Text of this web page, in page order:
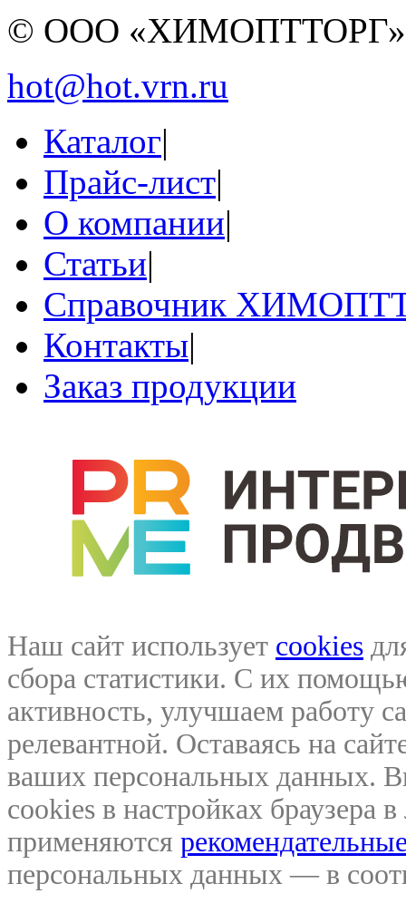
© ООО
hot@hot.vrn.ru
Каталог|
Прайс-лист|
О компании|
Статьи|
Справочник
Контакты|
Заказ продукции
Наш сайт использует cookies
сбора статистики. С их
активность, улучшаем работу
релевантной. Оставаясь на
ваших персональных данных.
cookies в настройках браузера
применяются
персональных данных — в